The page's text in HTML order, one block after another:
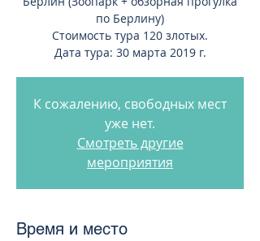
по Берлину)
Стоимость тура 120 злотых.
Дата тура: 30 марта 2019 г.
К сожалению, свободных мест
уже нет.
Смотреть другие
мероприятия
Время и место